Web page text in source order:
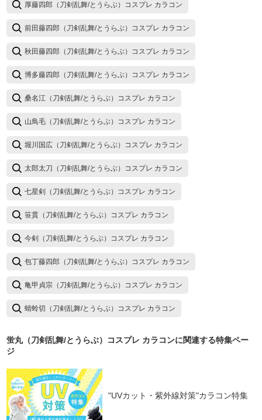
厚藤四郎（刀剣乱舞/とうらぶ）コスプレ カラコン
前田藤四郎（刀剣乱舞/とうらぶ）コスプレ カラコン
秋田藤四郎（刀剣乱舞/とうらぶ）コスプレ カラコン
博多藤四郎（刀剣乱舞/とうらぶ）コスプレ カラコン
桑名江（刀剣乱舞/とうらぶ）コスプレ カラコン
山鳥毛（刀剣乱舞/とうらぶ）コスプレ カラコン
堀川国広（刀剣乱舞/とうらぶ）コスプレ カラコン
太郎太刀（刀剣乱舞/とうらぶ）コスプレ カラコン
七星剣（刀剣乱舞/とうらぶ）コスプレ カラコン
笹貫（刀剣乱舞/とうらぶ）コスプレ カラコン
今剣（刀剣乱舞/とうらぶ）コスプレ カラコン
包丁藤四郎（刀剣乱舞/とうらぶ）コスプレ カラコン
亀甲貞宗（刀剣乱舞/とうらぶ）コスプレ カラコン
蜻蛉切（刀剣乱舞/とうらぶ）コスプレ カラコン
蛍丸（刀剣乱舞/とうらぶ）コスプレ カラコンに関連する特集ペー
ジ
"UVカット・紫外線対策"カラコン特集